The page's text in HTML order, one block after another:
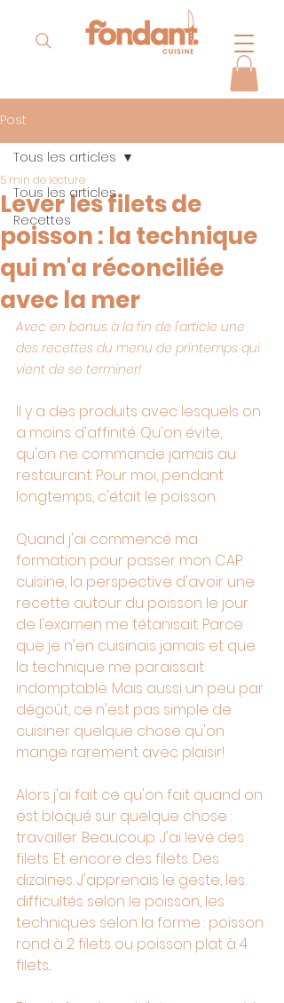
Post
Tous les articles
Recettes
Tous les articles
Lever les filets de
poisson : la technique
qui m'a réconciliée
avec la mer
5 min de lecture
Avec en bonus à la fin de l'article une
des recettes du menu de printemps qui
vient de se terminer!
Il y a des produits avec lesquels on
a moins d'affinité. Qu'on évite,
qu'on ne commande jamais au
restaurant. Pour moi, pendant
longtemps, c'était le poisson.
Quand j'ai commencé ma
formation pour passer mon CAP
cuisine, la perspective d'avoir une
recette autour du poisson le jour
de l'examen me tétanisait. Parce
que je n'en cuisinais jamais et que
la technique me paraissait
indomptable. Mais aussi un peu par
dégoût, ce n'est pas simple de
cuisiner quelque chose qu'on
mange rarement avec plaisir!
Alors j'ai fait ce qu'on fait quand on
est bloqué sur quelque chose :
travailler. Beaucoup. J'ai levé des
filets. Et encore des filets. Des
dizaines. J'apprenais le geste, les
difficultés selon le poisson, les
techniques selon la forme : poisson
rond à 2 filets ou poisson plat à 4
filets...